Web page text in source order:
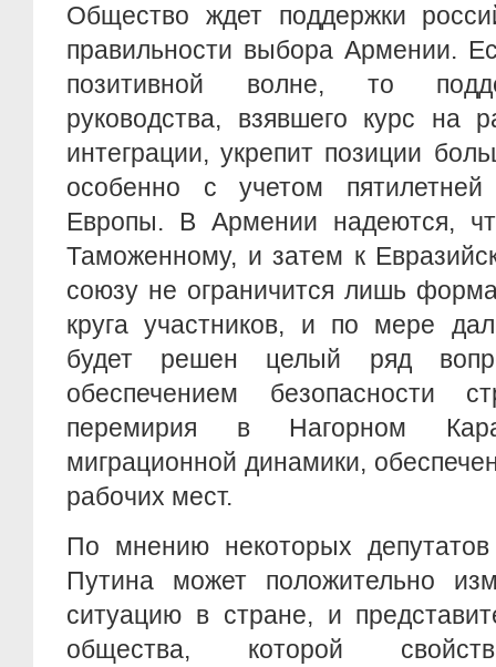
Общество ждет поддержки
правильности выбора Армении.
позитивной волне, то
руководства, взявшего курс на
интеграции, укрепит позиции
особенно с учетом
Европы. В Армении надеются,
Таможенному, и затем к
союзу не ограничится лишь
круга участников, и по мере
будет решен целый ряд
обеспечением безопасности
перемирия в Нагорном
миграционной динамики,
рабочих мест.
По мнению некоторых
Путина может положительно
ситуацию в стране, и
общества, которой